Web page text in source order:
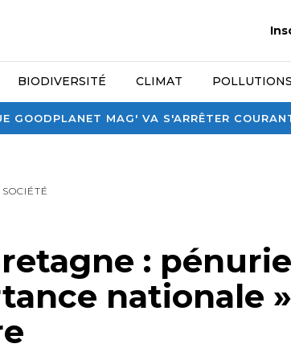
GOODPLANET MAG' VA S'ARRÊTER
BIODIVERSITÉ CLIMAT POLLUTIONS
SOCIÉTÉ
: pénurie
nationale